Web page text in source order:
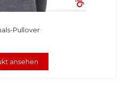
Pullover
ansehen